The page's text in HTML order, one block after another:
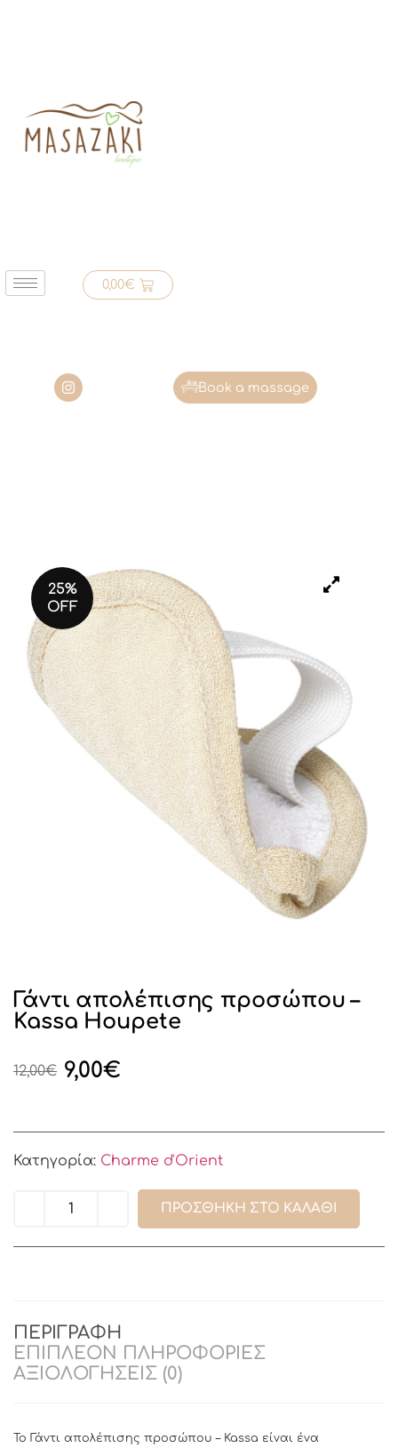
0,00€
Book a massage
25%
OFF
Γάντι απολέπισης προσώπου –
Kassa Houpete
12,00€ 9,00€
Κατηγορία: Charme d'Orient
ΠΡΟΣΘΉΚΗ ΣΤΟ ΚΑΛΆΘΙ
ΠΕΡΙΓΡΑΦΉ
ΕΠΙΠΛΈΟΝ ΠΛΗΡΟΦΟΡΊΕΣ
ΑΞΙΟΛΟΓΉΣΕΙΣ (0)
Το Γάντι απολέπισης προσώπου – Kassa είναι ένα